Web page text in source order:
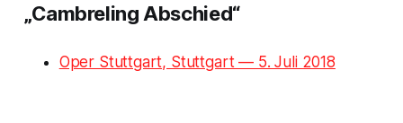
„Cambreling Abschied“
Oper Stuttgart, Stuttgart — 5. Juli 2018